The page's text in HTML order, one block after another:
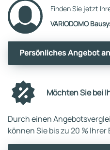
Finden Sie jetzt
VARIODOMO
Persönliches Angebot
Möchten Sie bei
Durch einen
können Sie bis zu 20 %